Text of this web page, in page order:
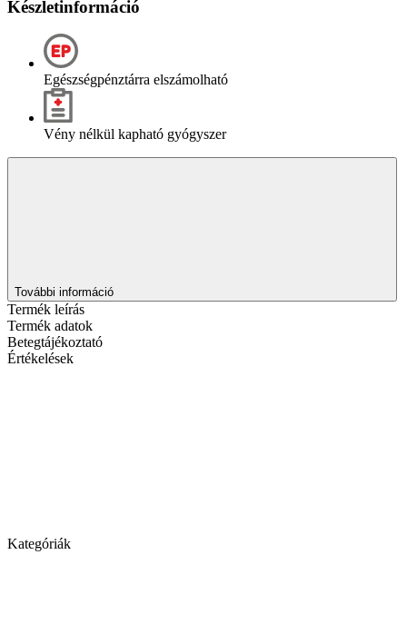
Készletinformáció
Egészségpénztárra elszámolható
Vény nélkül kapható gyógyszer
További információ
Termék leírás
Termék adatok
Betegtájékoztató
Értékelések
Kategóriák